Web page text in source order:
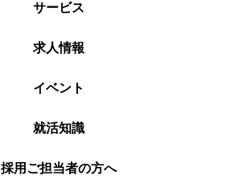
サービス
求人情報
イベント
就活知識
採用ご担当者の方へ